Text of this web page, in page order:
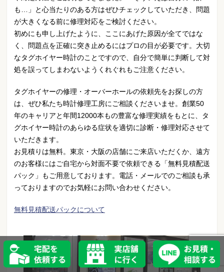
も…」と心当たりのある方はぜひチェックしていただき、問題
が大きくなる前に修理対応をご検討ください。
初めにも申し上げたように、ここにあげた原因が全てではな
く、問題点を正確に突き止めるにはプロの目が必要です。大切
なタグホイヤー時計のことですので、自分で簡単に判断して対
処を誤ってしまわないようくれぐれもご注意ください。
タグホイヤーの修理・オーバーホールの依頼先をお探しの方
は、ぜひ私たち時計修理工房にご相談くださいませ。創業50
年のキャリアと年間12000本もの豊富な修理実績をもとに、タ
グホイヤー時計のあらゆる症状を適切に診断・修理対応させて
いただきます。
お見積りは無料。東京・大阪の店舗にご来店いただくか、遠方
のお客様にはご自宅から対面不要で依頼できる「無料見積配送
パック」もご用意しております。電話・メールでのご相談も承
っておりますのでお気軽にお問い合わせください。
無料見積配送パックについて
宅配を依頼する 実店舗に行く